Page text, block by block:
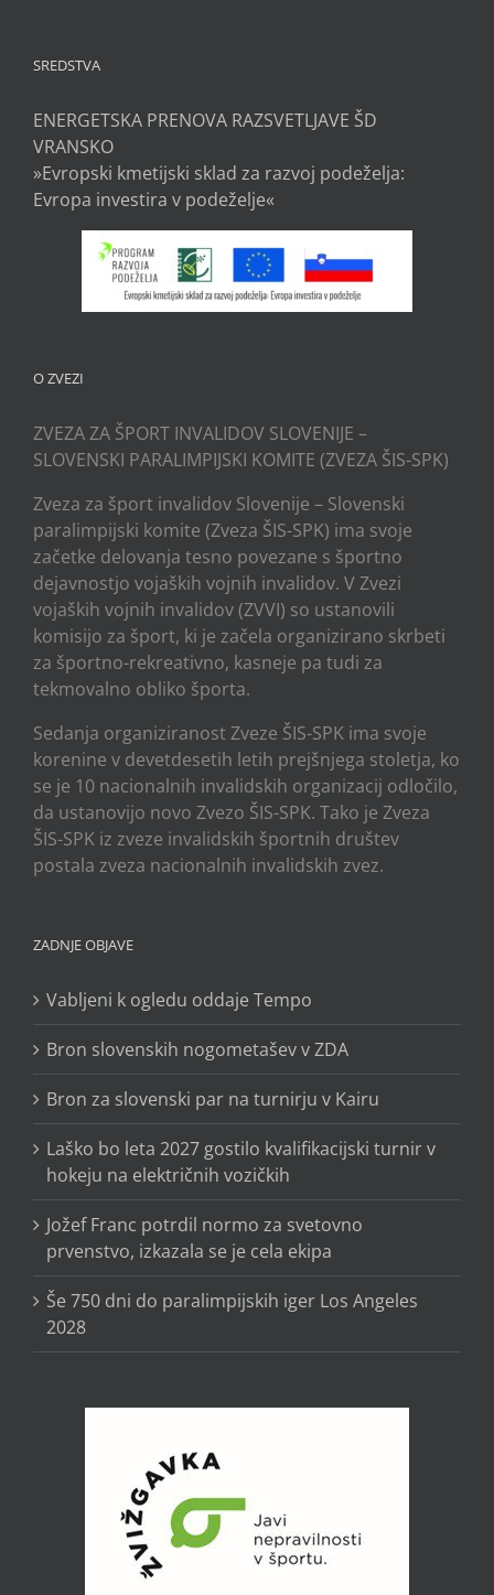
SREDSTVA
ENERGETSKA PRENOVA RAZSVETLJAVE ŠD
VRANSKO
»Evropski kmetijski sklad za razvoj podeželja:
Evropa investira v podeželje«
O ZVEZI
ZVEZA ZA ŠPORT INVALIDOV SLOVENIJE –
SLOVENSKI PARALIMPIJSKI KOMITE (ZVEZA ŠIS-SPK)
Zveza za šport invalidov Slovenije – Slovenski
paralimpijski komite (Zveza ŠIS-SPK) ima svoje
začetke delovanja tesno povezane s športno
dejavnostjo vojaških vojnih invalidov. V Zvezi
vojaških vojnih invalidov (ZVVI) so ustanovili
komisijo za šport, ki je začela organizirano skrbeti
za športno-rekreativno, kasneje pa tudi za
tekmovalno obliko športa.
Sedanja organiziranost Zveze ŠIS-SPK ima svoje
korenine v devetdesetih letih prejšnjega stoletja, ko
se je 10 nacionalnih invalidskih organizacij odločilo,
da ustanovijo novo Zvezo ŠIS-SPK. Tako je Zveza
ŠIS-SPK iz zveze invalidskih športnih društev
postala zveza nacionalnih invalidskih zvez.
ZADNJE OBJAVE
Vabljeni k ogledu oddaje Tempo
Bron slovenskih nogometašev v ZDA
Bron za slovenski par na turnirju v Kairu
Laško bo leta 2027 gostilo kvalifikacijski turnir v
hokeju na električnih vozičkih
Jožef Franc potrdil normo za svetovno
prvenstvo, izkazala se je cela ekipa
Še 750 dni do paralimpijskih iger Los Angeles
2028